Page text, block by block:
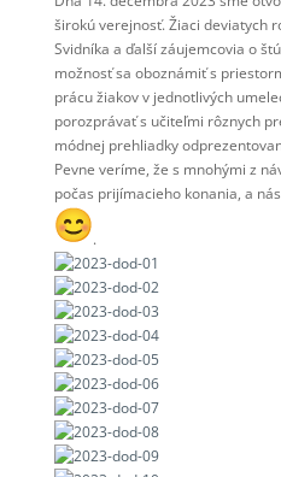
širokú verejnosť. Žiaci deviatych
Svidníka a ďalší záujemcovia o
možnosť sa oboznámiť s
prácu žiakov v jednotlivých
porozprávať s učiteľmi rôznych
módnej prehliadky
Pevne veríme, že s mnohými z
počas prijímacieho konania, a
.